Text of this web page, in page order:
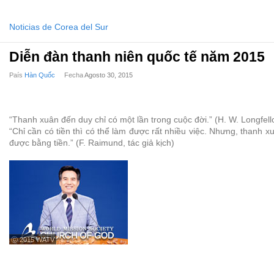
Noticias de Corea del Sur
Diễn đàn thanh niên quốc tế năm 2015
País Hàn Quốc FechaAgosto 30, 2015
“Thanh xuân đến duy chỉ có một lần trong cuộc đời.” (H. W.
“Chỉ cần có tiền thì có thể làm được rất nhiều việc. Nhưng, thanh
được bằng tiền.” (F. Raimund, tác giả kịch)
ⓒ 2015 WATV